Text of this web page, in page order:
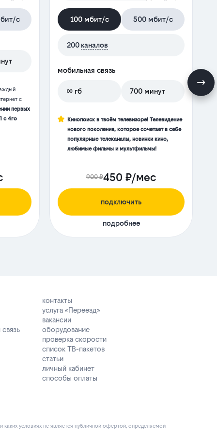
с
с
первых
с 4го
100 мбит/с 500 мбит/с
200 каналов
мобильная связь
∞ гб 700 минут
Кинопоиск в твоём телевизоре! Телевидение
нового поколения, которое сочетает в себе
популярные телеканалы, новинки кино,
любимые фильмы и мультфильмы!
900 ₽450 ₽/мес
подключить
подробнее
контакты
услуга «Переезд»
вакансии
оборудование
проверка скорости
список ТВ-пакетов
статьи
личный кабинет
способы оплаты
условиях не является публичной офертой, определяемой